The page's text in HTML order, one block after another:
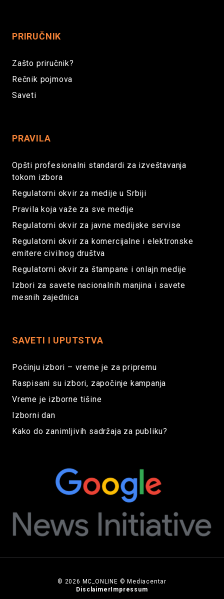
PRIRUČNIK
Zašto priručnik?
Rečnik pojmova
Saveti
PRAVILA
Opšti profesionalni standardi za izveštavanja
tokom izbora
Regulatorni okvir za medije u Srbiji
Pravila koja važe za sve medije
Regulatorni okvir za javne medijske servise
Regulatorni okvir za komercijalne i elektronske
emitere civilnog društva
Regulatorni okvir za štampane i onlajn medije
Izbori za savete nacionalnih manjina i savete
mesnih zajednica
SAVETI I UPUTSTVA
Počinju izbori – vreme je za pripremu
Raspisani su izbori, započinje kampanja
Vreme je izborne tišine
Izborni dan
Kako do zanimljivih sadržaja za publiku?
© 2026 MC_ONLINE © Mediacentar
Disclaimer Impressum